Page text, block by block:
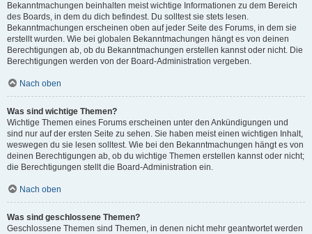
Bekanntmachungen beinhalten meist wichtige Informationen zu dem Bereich
des Boards, in dem du dich befindest. Du solltest sie stets lesen.
Bekanntmachungen erscheinen oben auf jeder Seite des Forums, in dem sie
erstellt wurden. Wie bei globalen Bekanntmachungen hängt es von deinen
Berechtigungen ab, ob du Bekanntmachungen erstellen kannst oder nicht. Die
Berechtigungen werden von der Board-Administration vergeben.
Nach oben
Was sind wichtige Themen?
Wichtige Themen eines Forums erscheinen unter den Ankündigungen und
sind nur auf der ersten Seite zu sehen. Sie haben meist einen wichtigen Inhalt,
weswegen du sie lesen solltest. Wie bei den Bekanntmachungen hängt es von
deinen Berechtigungen ab, ob du wichtige Themen erstellen kannst oder nicht;
die Berechtigungen stellt die Board-Administration ein.
Nach oben
Was sind geschlossene Themen?
Geschlossene Themen sind Themen, in denen nicht mehr geantwortet werden